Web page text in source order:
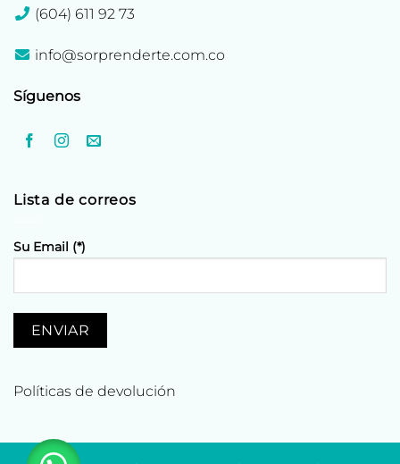
(604) 611 92 73
info@sorprenderte.com.co
Síguenos
Lista de correos
Su Email (*)
Políticas de devolución